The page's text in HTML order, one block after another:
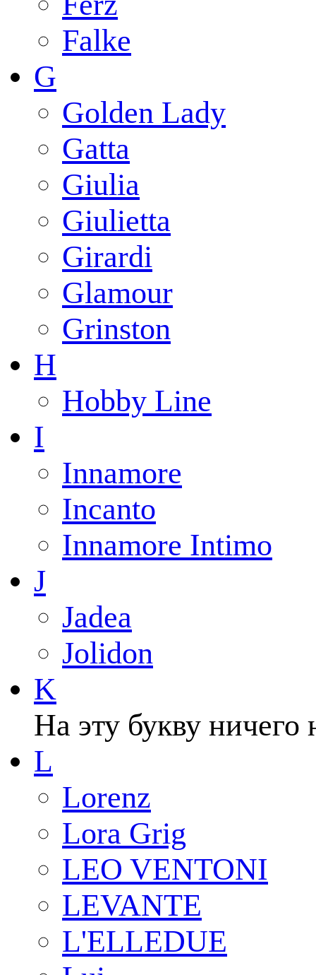
Falke
G
Golden Lady
Gatta
Giulia
Giulietta
Girardi
Glamour
Grinston
H
Hobby Line
I
Innamore
Incanto
Innamore Intimo
J
Jadea
Jolidon
K
На эту букву ничего
L
Lorenz
Lora Grig
LEO VENTONI
LEVANTE
L'ELLEDUE